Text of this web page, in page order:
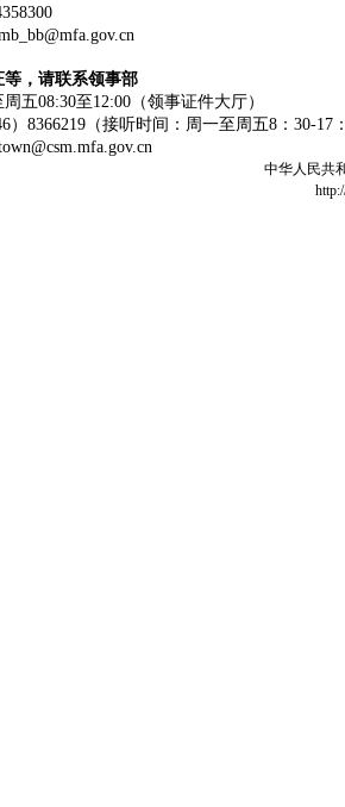
，请联系领事部
五08:30至12:00（领事证件大厅）
）8366219（接听时间：周一至周五8：30-17
中华人民共